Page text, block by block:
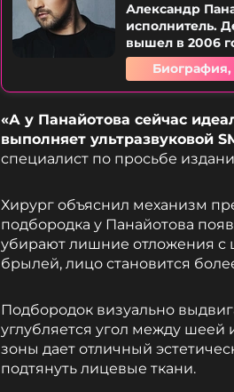
Александр
исполнитель.
вышел в 2006
Биография,
«А у Панайотова сейчас
выполняет ультразвуковой
специалист по просьбе
Хирург объяснил механизм
подбородка у Панайотова
убирают лишние отложения с
брылей, лицо становится
Подбородок визуально
углубляется угол между шеей
зоны дает отличный
подтянуть лицевые ткани.